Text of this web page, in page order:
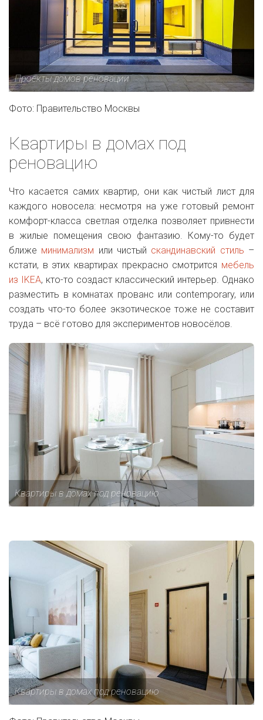
Проекты домов реновации
Фото: Правительство Москвы
Квартиры в домах под
реновацию
Что касается самих квартир, они как чистый лист для
каждого новосела: несмотря на уже готовый ремонт
комфорт-класса светлая отделка позволяет привнести
в жилые помещения свою фантазию. Кому-то будет
ближе минимализм или чистый скандинавский стиль –
кстати, в этих квартирах прекрасно смотрится мебель
из IKEA, кто-то создаст классический интерьер. Однако
разместить в комнатах прованс или сontemporary, или
создать что-то более экзотическое тоже не составит
труда – всё готово для экспериментов новосёлов.
Квартиры в домах под реновацию
Квартиры в домах под реновацию